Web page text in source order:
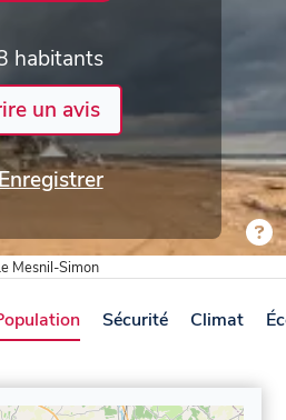
habitants
un avis
Enregistrer
Mesnil-Simon
Sécurité Climat